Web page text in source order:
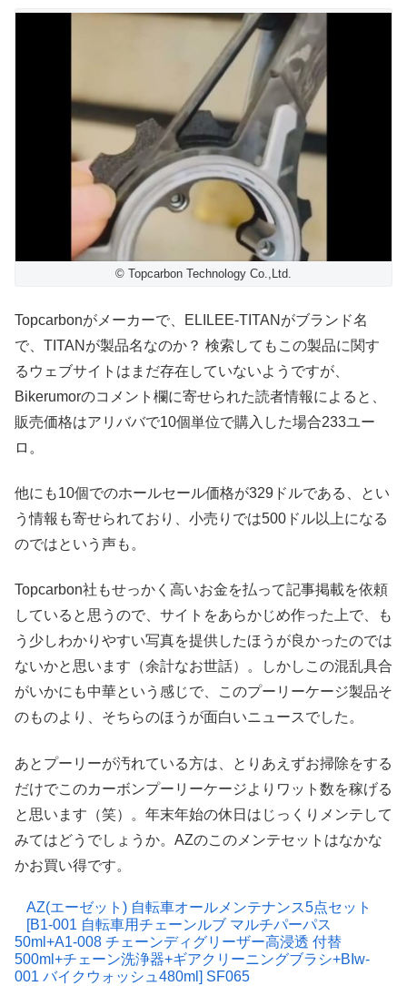
© Topcarbon Technology Co.,Ltd.
Topcarbonがメーカーで、ELILEE-TITANがブランド名
で、TITANが製品名なのか？ 検索してもこの製品に関す
るウェブサイトはまだ存在していないようですが、
Bikerumorのコメント欄に寄せられた読者情報によると、
販売価格はアリババで10個単位で購入した場合233ユー
ロ。
他にも10個でのホールセール価格が329ドルである、とい
う情報も寄せられており、小売りでは500ドル以上になる
のではという声も。
Topcarbon社もせっかく高いお金を払って記事掲載を依頼
していると思うので、サイトをあらかじめ作った上で、も
う少しわかりやすい写真を提供したほうが良かったのでは
ないかと思います（余計なお世話）。しかしこの混乱具合
がいかにも中華という感じで、このプーリーケージ製品そ
のものより、そちらのほうが面白いニュースでした。
あとプーリーが汚れている方は、とりあえずお掃除をする
だけでこのカーボンプーリーケージよりワット数を稼げる
と思います（笑）。年末年始の休日はじっくりメンテして
みてはどうでしょうか。AZのこのメンテセットはなかな
かお買い得です。
AZ(エーゼット) 自転車オールメンテナンス5点セット
[B1-001 自転車用チェーンルブ マルチパーパス
50ml+A1-008 チェーンディグリーザー高浸透 付替
500ml+チェーン洗浄器+ギアクリーニングブラシ+BIw-
001 バイクウォッシュ480ml] SF065